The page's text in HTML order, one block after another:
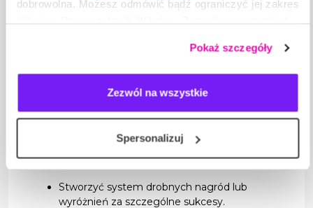
dobrowolna. Możesz odmówić bądź ograniczyć jej zakres
a także na przetwarzanie Twoich danych osobowych.
Pokaż szczegóły
Zezwól na wszystkie
Spersonalizuj
konstruktywnego feedbacku
wpływ na ich zaangażowanie i morale. Idąc temu
Wprowadzić regularne spotkania, na których
Dbać o to, by feedback był konstruktywny,
skupiający się na konkretnych aspektach
pracy i sposobach ich poprawy.
Stworzyć system drobnych nagród lub
wyróżnień za szczególne sukcesy.